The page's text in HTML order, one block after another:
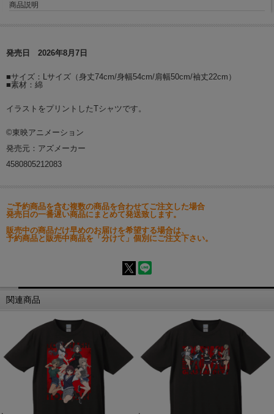
商品説明
発売日 2026年8月7日
■サイズ：Lサイズ（身丈74cm/身幅54cm/肩幅50cm/袖丈22cm）
■素材：綿
イラストをプリントしたTシャツです。
©東映アニメーション
発売元：アズメーカー
4580805212083
ご予約商品を含む複数の商品を合わせてご注文した場合
発売日の一番遅い商品にまとめて発送致します。
販売中の商品だけ早めのお届けを希望する場合は、
予約商品と販売中商品を「分けて」個別にご注文下さい。
関連商品